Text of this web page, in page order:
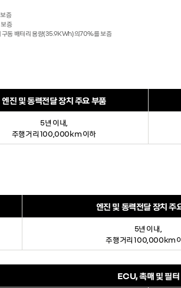
증
증
동 배터리 용량(35.9KWh)의70%를 보증
엔진 및 동력전달 장치 주요 부품
5년 이내,
주행거리 100,000km 이하
엔진 및 동력전달 장치 주
5년 이내,
주행거리 100,000km
ECU, 촉매 및 필터